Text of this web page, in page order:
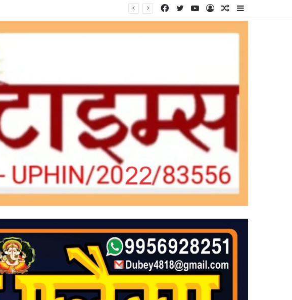
Sidebar
Random
Log
YouTube
Twitter
Facebook